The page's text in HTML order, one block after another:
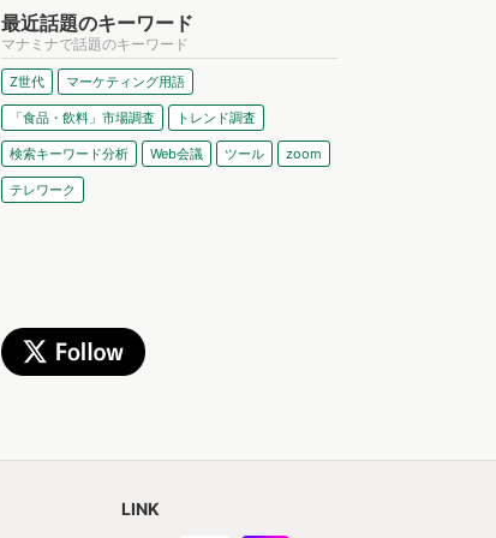
最近話題のキーワード
マナミナで話題のキーワード
Z世代 マーケティング用語
「食品・飲料」市場調査 トレンド調査
検索キーワード分析 Web会議 ツール zoom
テレワーク
LINK